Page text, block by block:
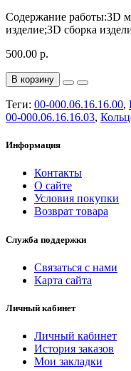
Содержание работы:3D
изделие;3D сборка
500.00 р.
В корзину
Теги: 00-000.06.16.16.00,
00-000.06.16.16.03,
Информация
Контакты
О сайте
Условия покупки
Возврат товара
Служба поддержки
Связаться с нами
Карта сайта
Личный кабинет
Личный кабинет
История заказов
Мои закладки